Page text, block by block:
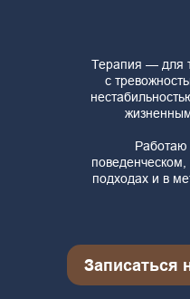
Терапия — для
с
Работаю
подходах и в
Записаться
Запросы, с
которыми я работаю